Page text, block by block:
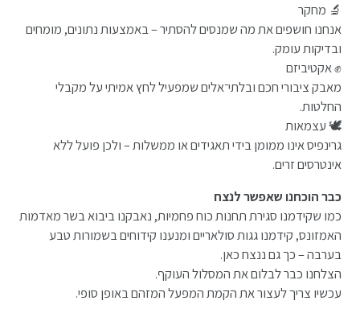
🔬 מחקר
אנחנו חושפים את מה שמנסים להסתיר – באמצעות נתונים, מומחים
ובדיקות עומק.
✊ אקטיביזם
מאבק ציבורי חכם ובלתי־אלים שמפעיל לחץ אמיתי על מקבלי
החלטות.
🕊️ עצמאות
גרינפיס אינו ממומן בידי תאגידים או ממשלות – ולכן פועל ללא
אינטרסים זרים.
כבר הוכחנו שאפשר לנצח
כמו שקידמנו סגירת תחנות כוח פחמיות, נאבקנו ביבוא בשר מאדמות
האמזונס, קידמנו גגות סולאריים ומנענו קידוחים בשמורות טבע
בערבה – כך גם ננצח כאן.
הצלחנו כבר לבלום את המסלול העוקף.
עכשיו צריך לעצור את הקמת המפעל המזהם באופן סופי.